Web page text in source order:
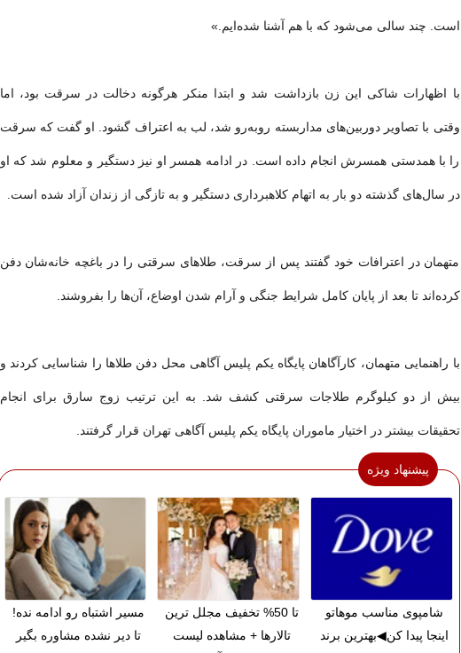
است. چند سالی می‌شود که با هم آشنا شده‌ایم.»
با اظهارات شاکی این زن بازداشت شد و ابتدا منکر هرگونه دخالت در سرقت بود، اما
وقتی با تصاویر دوربین‌های مداربسته روبه‌رو شد، لب به اعتراف گشود. او گفت که سرقت
را با همدستی همسرش انجام داده است. در ادامه همسر او نیز دستگیر و معلوم شد که او
در سال‌های گذشته دو بار به اتهام کلاهبرداری دستگیر و به تازگی از زندان آزاد شده است.
متهمان در اعترافات خود گفتند پس از سرقت، طلاهای سرقتی را در باغچه خانه‌شان دفن
کرده‌اند تا بعد از پایان کامل شرایط جنگی و آرام شدن اوضاع، آن‌ها را بفروشند.
با راهنمایی متهمان، کارآگاهان پایگاه یکم پلیس آگاهی محل دفن طلاها را شناسایی کردند و
بیش از دو کیلوگرم طلاجات سرقتی کشف شد. به این ترتیب زوج سارق برای انجام
تحقیقات بیشتر در اختیار ماموران پایگاه یکم پلیس آگاهی تهران قرار گرفتند.
پیشنهاد ویژه
شامپوی مناسب موهاتو
اینجا پیدا کن◀بهترین برند
تا 50% تخفیف مجلل ترین
تالارها + مشاهده لیست
مسیر اشتباه رو ادامه نده!
تا دیر نشده مشاوره بگیر